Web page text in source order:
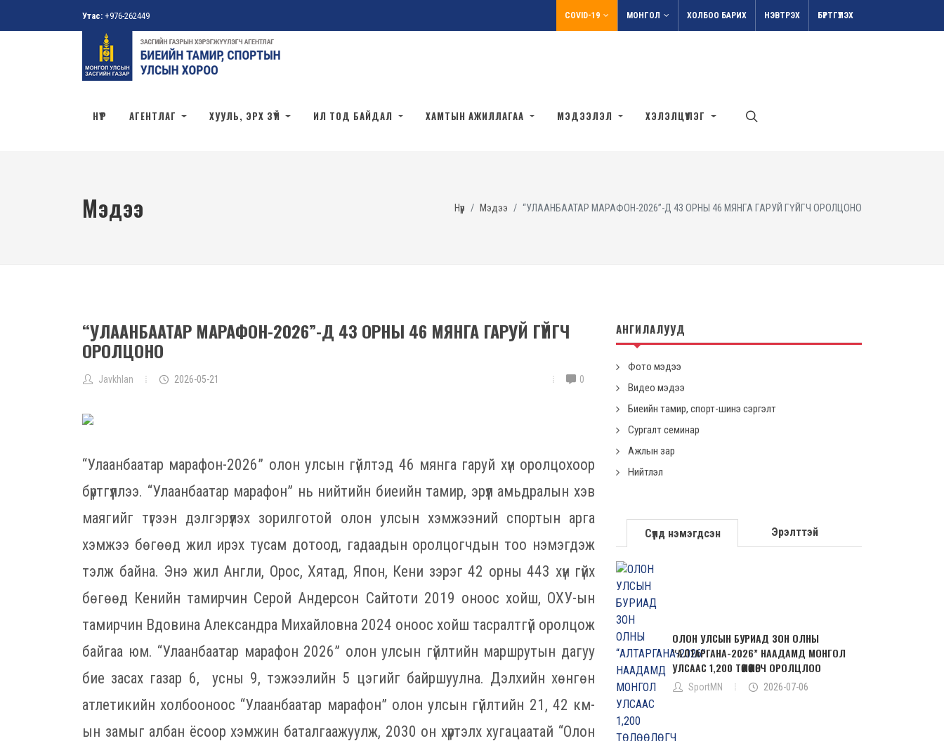
Утас: +976-262449 COVID-19 МОНГОЛ ХОЛБОО БАРИХ НЭВТРЭХ БҮРТГҮҮЛЭХ
НҮҮР АГЕНТЛАГ ХУУЛЬ, ЭРХ ЗҮЙ ИЛ ТОД БАЙДАЛ ХАМТЫН АЖИЛЛАГАА МЭДЭЭЛЭЛ ХЭЛЭЛЦҮҮЛЭГ
Мэдээ Нүүр Мэдээ “УЛААНБААТАР МАРАФОН-2026”-Д 43 ОРНЫ 46 МЯНГА ГАРУЙ ГҮЙГЧ ОРОЛЦОНО
“УЛААНБААТАР МАРАФОН-2026”-Д 43 ОРНЫ 46 МЯНГА ГАРУЙ ГҮЙГЧ
ОРОЛЦОНО
Javkhlan 2026-05-21 0
“Улаанбаатар марафон-2026” олон улсын гүйлтэд 46 мянга гаруй хүн оролцохоор
бүртгүүллээ. “Улаанбаатар марафон” нь нийтийн биеийн тамир, эрүүл амьдралын хэв
маягийг түгээн дэлгэрүүлэх зорилготой олон улсын хэмжээний спортын арга
хэмжээ бөгөөд жил ирэх тусам дотоод, гадаадын оролцогчдын тоо нэмэгдэж
тэлж байна. Энэ жил Англи, Орос, Хятад, Япон, Кени зэрэг 42 орны 443 хүн гүйх
бөгөөд Кенийн тамирчин Серой Андерсон Сайтоти 2019 оноос хойш, ОХУ-ын
тамирчин Вдовина Александра Михайловна 2024 оноос хойш тасралтгүй оролцож
байгаа юм. “Улаанбаатар марафон 2026” олон улсын гүйлтийн маршрутын дагуу
бие засах газар 6, усны 9, тэжээлийн 5 цэгийг байршуулна. Дэлхийн хөнгөн
атлетикийн холбооноос “Улаанбаатар марафон” олон улсын гүйлтийн 21, 42 км-
ын замыг албан ёсоор хэмжин баталгаажуулж, 2030 он хүртэлх хугацаатай “Олон
АНГИЛАЛУУД
Фото мэдээ
Видео мэдээ
Биеийн тамир, спорт-шинэ сэргэлт
Сургалт семинар
Ажлын зар
Нийтлэл
Сүүлд нэмэгдсэн Эрэлттэй
ОЛОН УЛСЫН БУРИАД ЗОН ОЛНЫ
“АЛТАРГАНА-2026” НААДАМД МОНГОЛ
УЛСААС 1,200 ТӨЛӨӨЛӨГЧ ОРОЛЦЛОО
SportMN 2026-07-06